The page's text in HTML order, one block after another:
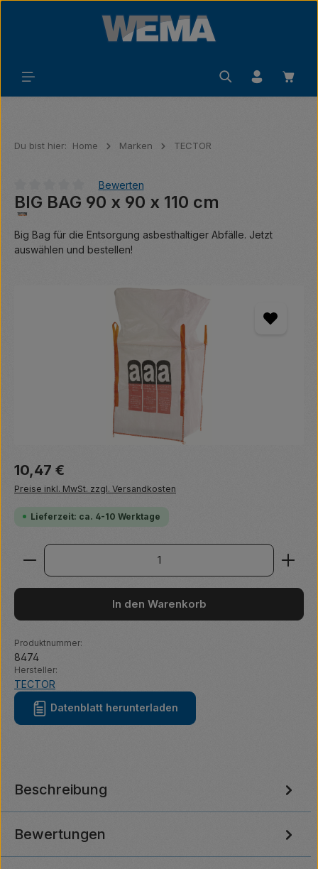
Zum Hauptinhalt springen
Du bist hier: Home Marken TECTOR
Durchschnittliche Bewertung von 0 von 5 Sternen
Bewerten
BIG BAG 90 x 90 x 110 cm
Big Bag für die Entsorgung asbesthaltiger Abfälle. Jetzt
auswählen und bestellen!
Bildergalerie überspringen
Regulärer Preis:
10,47 €
Preise inkl. MwSt. zzgl. Versandkosten
Lieferzeit: ca. 4-10 Werktage
Produkt Anzahl: Gib den gewünschten Wert ein
In den Warenkorb
Produktnummer:
8474
Hersteller:
TECTOR
Datenblatt herunterladen
Beschreibung
Bewertungen